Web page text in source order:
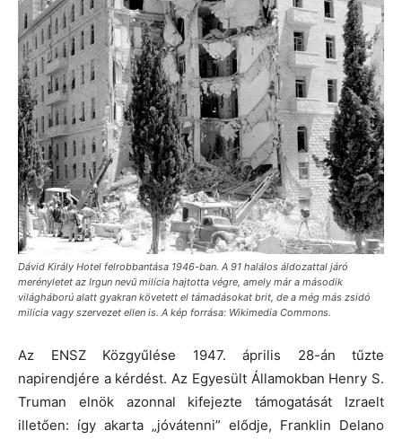
Dávid Király Hotel felrobbantása 1946-ban. A 91 halálos áldozattal járó
merényletet az Irgun nevű milícia hajtotta végre, amely már a második
világháború alatt gyakran követett el támadásokat brit, de a még más zsidó
milícia vagy szervezet ellen is. A kép forrása: Wikimedia Commons.
Az ENSZ Közgyűlése 1947. április 28-án tűzte
napirendjére a kérdést. Az Egyesült Államokban Henry S.
Truman elnök azonnal kifejezte támogatását Izraelt
illetően: így akarta „jóvátenni” elődje, Franklin Delano